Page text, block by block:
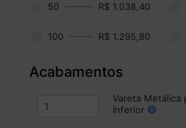
50 R$ 1.038,40
100 R$ 1.295,80
Acabamentos
Vareta Metálica
Inferior